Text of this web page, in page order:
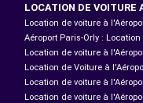
LOCATION DE VOITURE
Location de voiture à
Aéroport Paris-Orly :
Location de voiture à
Location de Voiture à
Location de voiture à
Location de voiture à